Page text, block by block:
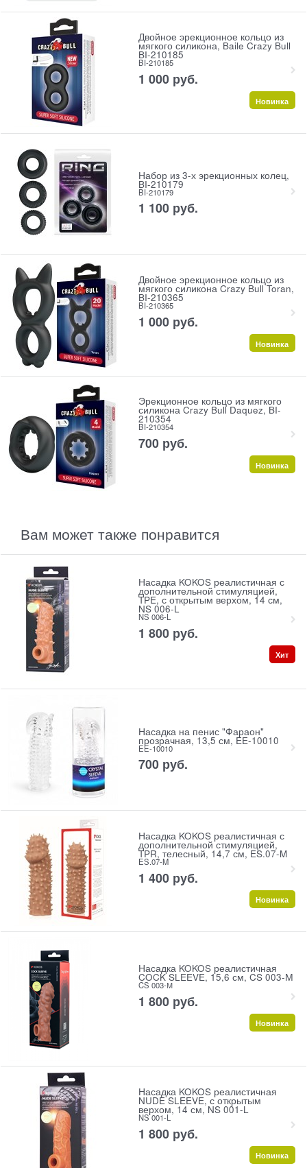
Двойное эрекционное кольцо из
мягкого силикона, Baile Crazy Bull
BI-210185
BI-210185
1 000 руб.
Новинка
Набор из 3-х эрекционных колец,
BI-210179
BI-210179
1 100 руб.
Двойное эрекционное кольцо из
мягкого силикона Crazy Bull Toran,
BI-210365
BI-210365
1 000 руб.
Новинка
Эрекционное кольцо из мягкого
силикона Crazy Bull Daquez, BI-
210354
BI-210354
700 руб.
Новинка
Вам может также понравится
Насадка KOKOS реалистичная с
дополнительной стимуляцией,
TPE, с открытым верхом, 14 см,
NS 006-L
NS 006-L
1 800 руб.
Хит
Насадка на пенис "Фараон"
прозрачная, 13,5 см, EE-10010
EE-10010
700 руб.
Насадка KOKOS реалистичная с
дополнительной стимуляцией,
TPR, телесный, 14,7 см, ES.07-M
ES.07-M
1 400 руб.
Новинка
Насадка KOKOS реалистичная
COCK SLEEVE, 15,6 см, CS 003-М
CS 003-М
1 800 руб.
Новинка
Насадка KOKOS реалистичная
NUDE SLEEVE, с открытым
верхом, 14 см, NS 001-L
NS 001-L
1 800 руб.
Новинка